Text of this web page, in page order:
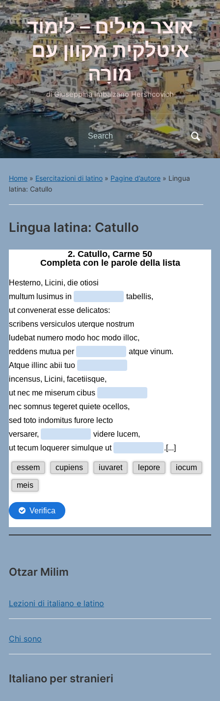
אוצר מילים – לימוד
איטלקית מקוון עם
מורָה
di Giuseppina Imbalzano Hershcovich
Search
for:
Home» Esercitazioni di latino» Pagine d’autore» Lingua
latina: Catullo
Otzar Milim
Lezioni di italiano e latino
Chi sono
Italiano per stranieri
Lingua latina: Catullo